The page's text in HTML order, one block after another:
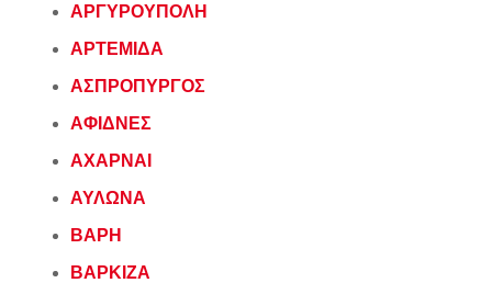
ΑΡΓΥΡΟΥΠΟΛΗ
ΑΡΤΕΜΙΔΑ
ΑΣΠΡΟΠΥΡΓΟΣ
ΑΦΙΔΝΕΣ
ΑΧΑΡΝΑΙ
ΑΥΛΩΝΑ
ΒΑΡΗ
ΒΑΡΚΙΖΑ